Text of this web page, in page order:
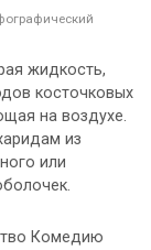
жидкость,
косточковых
на воздухе.
из
или
Комедию